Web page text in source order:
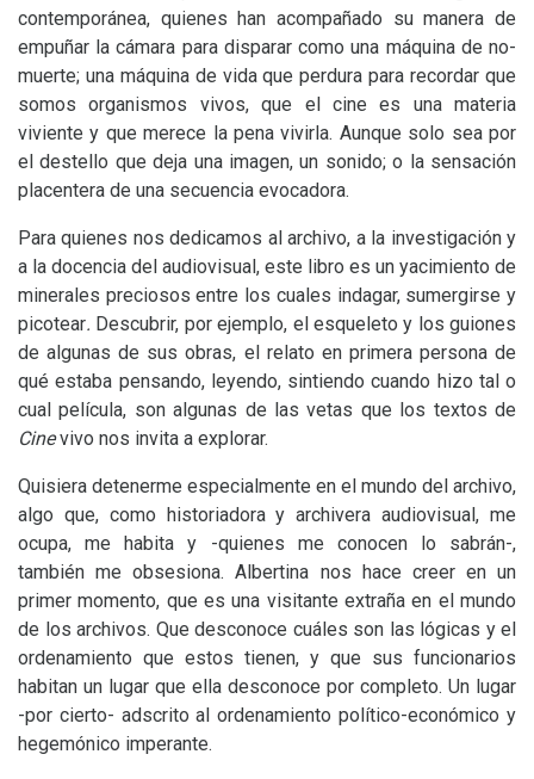
contemporánea, quienes han acompañado su manera de
empuñar la cámara para disparar como una máquina de no-
muerte; una máquina de vida que perdura para recordar que
somos organismos vivos, que el cine es una materia
viviente y que merece la pena vivirla. Aunque solo sea por
el destello que deja una imagen, un sonido; o la sensación
placentera de una secuencia evocadora.
Para quienes nos dedicamos al archivo, a la investigación y
a la docencia del audiovisual, este libro es un yacimiento de
minerales preciosos entre los cuales indagar, sumergirse y
picotear. Descubrir, por ejemplo, el esqueleto y los guiones
de algunas de sus obras, el relato en primera persona de
qué estaba pensando, leyendo, sintiendo cuando hizo tal o
cual película, son algunas de las vetas que los textos de
Cinevivo nos invita a explorar.
Quisiera detenerme especialmente en el mundo del archivo,
algo que, como historiadora y archivera audiovisual, me
ocupa, me habita y -quienes me conocen lo sabrán-,
también me obsesiona. Albertina nos hace creer en un
primer momento, que es una visitante extraña en el mundo
de los archivos. Que desconoce cuáles son las lógicas y el
ordenamiento que estos tienen, y que sus funcionarios
habitan un lugar que ella desconoce por completo. Un lugar
-por cierto- adscrito al ordenamiento político-económico y
hegemónico imperante.